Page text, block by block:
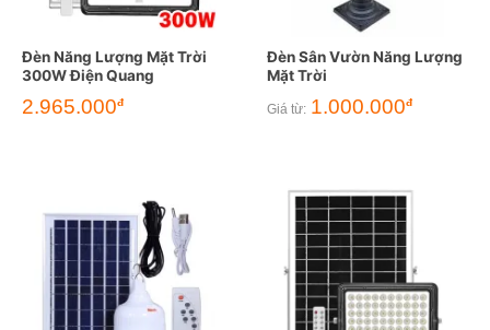
Đèn Năng Lượng Mặt Trời
300W Điện Quang
2.965.000đ
Đèn Sân Vườn Năng Lượng
Mặt Trời
Giá từ: 1.000.000đ